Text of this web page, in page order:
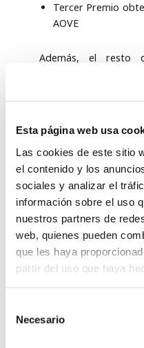
Esta página web usa
Las cookies de este sitio
el contenido y los
sociales y analizar el
información sobre el uso
nuestros partners de
web, quienes pueden
que les haya
partir del uso que haya
Necesario
Tercer Premio
AOVE
Además, el resto
obtendrán un lote
La décimo tercera
desarrollará
Baeza los días 23,
entrada de la ciudad
acogió la edición
organización y
espacios que
más amplitud, un
número de
cuadrados para la
restaurante y una